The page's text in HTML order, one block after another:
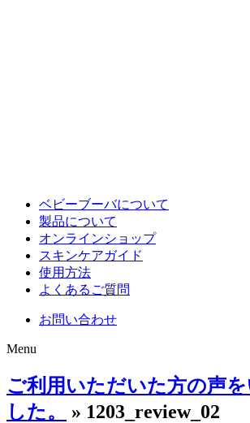
ベビーブーバについて
製品について
オンラインショップ
スキンケアガイド
使用方法
よくあるご質問
お問い合わせ
Menu
ご利用いただいた方の声
した。
» 1203_review_02